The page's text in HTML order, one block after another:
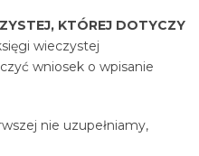
KTÓREJ DOTYCZY
wieczystej
wniosek o wpisanie
nie uzupełniamy,